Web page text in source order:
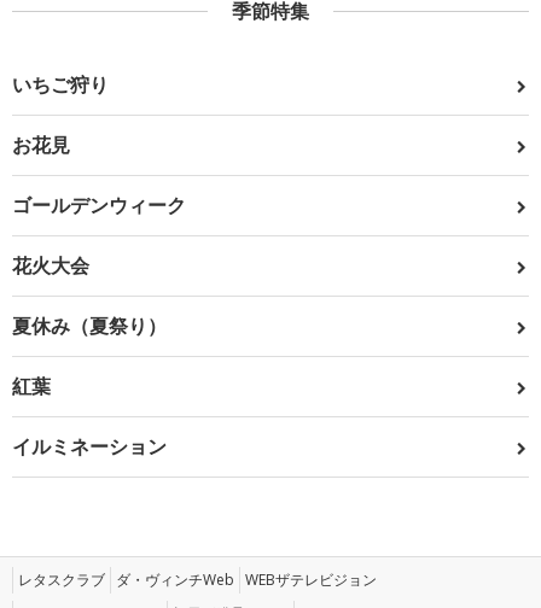
季節特集
いちご狩り
お花見
ゴールデンウィーク
花火大会
夏休み（夏祭り）
紅葉
イルミネーション
レタスクラブ ダ・ヴィンチWeb WEBザテレビジョン